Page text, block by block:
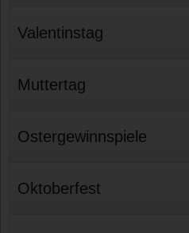
Valentinstag
Muttertag
Ostergewinnspiele
Oktoberfest